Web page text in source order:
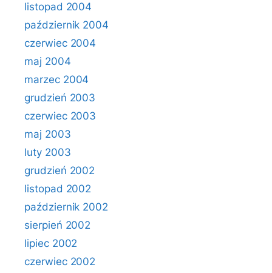
listopad 2004
październik 2004
czerwiec 2004
maj 2004
marzec 2004
grudzień 2003
czerwiec 2003
maj 2003
luty 2003
grudzień 2002
listopad 2002
październik 2002
sierpień 2002
lipiec 2002
czerwiec 2002